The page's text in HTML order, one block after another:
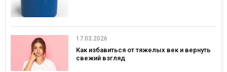
17.03.2026
Как избавиться от тяжелых век и вернуть
свежий взгляд